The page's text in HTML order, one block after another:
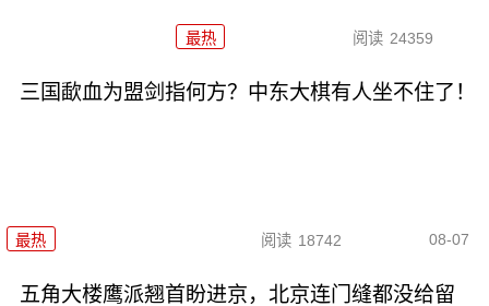
最热 阅读 24359
三国歃血为盟剑指何方？中东大棋有人坐不住了！
最热 阅读 18742 08-07
五角大楼鹰派翘首盼进京，北京连门缝都没给留